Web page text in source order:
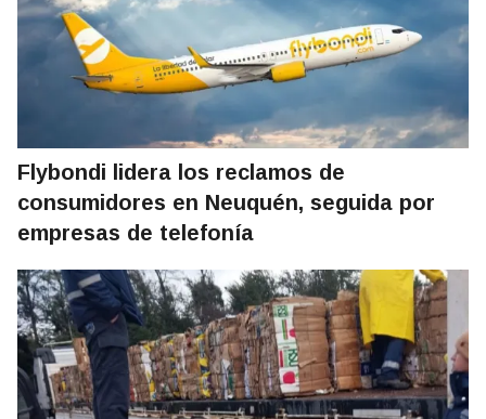
Flybondi lidera los reclamos de
consumidores en Neuquén, seguida por
empresas de telefonía